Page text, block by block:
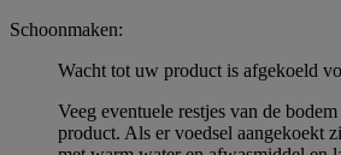
Schoonmaken:
Wacht tot uw product is afgekoeld
Veeg eventuele restjes van de
product. Als er voedsel aangekoekt